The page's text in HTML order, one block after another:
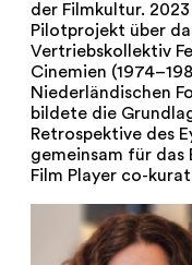
der Filmkultur.
Pilotprojekt über
Vertriebskollektiv
Cinemien
Niederländischen
bildete die
Retrospektive des
gemeinsam für das
Film Player co-